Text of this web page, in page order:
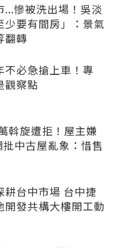
...慘被洗出場！吳淡
少要有間房」：景氣
翻轉
不必急搶上車！專
觀察點
斡旋遭拒！屋主嫌
中古屋亂象：惜售
耕台中市場 台中捷
開發共構大樓開工動